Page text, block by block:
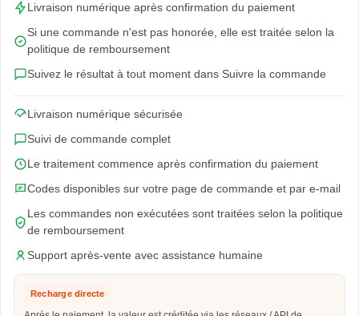
Livraison numérique après confirmation du paiement
Si une commande n'est pas honorée, elle est traitée selon la
politique de remboursement
Suivez le résultat à tout moment dans Suivre la commande
Livraison numérique sécurisée
Suivi de commande complet
Le traitement commence après confirmation du paiement
Codes disponibles sur votre page de commande et par e-mail
Les commandes non exécutées sont traitées selon la politique
de remboursement
Support après-vente avec assistance humaine
Recharge directe